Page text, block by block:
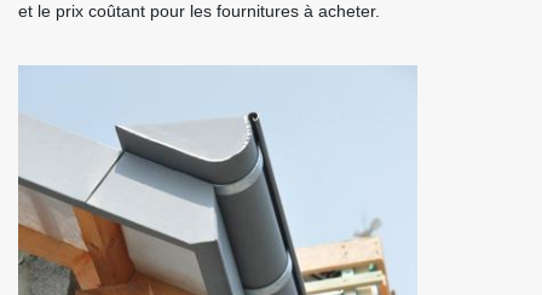
et le prix coûtant pour les fournitures à acheter.